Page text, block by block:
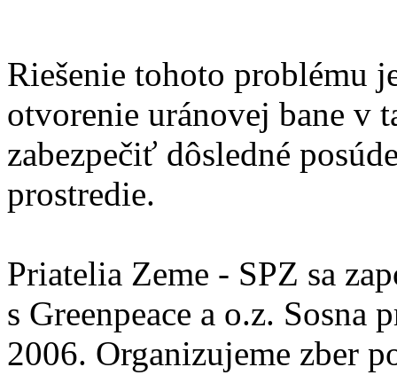
Riešenie tohoto problému
otvorenie uránovej bane v
zabezpečiť dôsledné
prostredie.
Priatelia Zeme - SPZ sa
s Greenpeace a o.z.
2006. Organizujeme zber